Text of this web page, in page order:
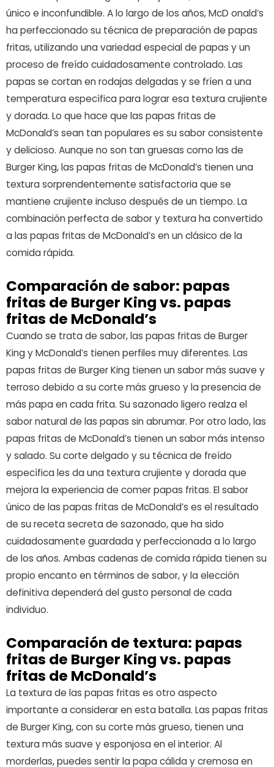
único e inconfundible. A lo largo de los años, McD onald’s
ha perfeccionado su técnica de preparación de papas
fritas, utilizando una variedad especial de papas y un
proceso de freído cuidadosamente controlado. Las
papas se cortan en rodajas delgadas y se fríen a una
temperatura específica para lograr esa textura crujiente
y dorada. Lo que hace que las papas fritas de
McDonald’s sean tan populares es su sabor consistente
y delicioso. Aunque no son tan gruesas como las de
Burger King, las papas fritas de McDonald’s tienen una
textura sorprendentemente satisfactoria que se
mantiene crujiente incluso después de un tiempo. La
combinación perfecta de sabor y textura ha convertido
a las papas fritas de McDonald’s en un clásico de la
comida rápida.
Comparación de sabor: papas
fritas de Burger King vs. papas
fritas de McDonald’s
Cuando se trata de sabor, las papas fritas de Burger
King y McDonald’s tienen perfiles muy diferentes. Las
papas fritas de Burger King tienen un sabor más suave y
terroso debido a su corte más grueso y la presencia de
más papa en cada frita. Su sazonado ligero realza el
sabor natural de las papas sin abrumar. Por otro lado, las
papas fritas de McDonald’s tienen un sabor más intenso
y salado. Su corte delgado y su técnica de freído
específica les da una textura crujiente y dorada que
mejora la experiencia de comer papas fritas. El sabor
único de las papas fritas de McDonald’s es el resultado
de su receta secreta de sazonado, que ha sido
cuidadosamente guardada y perfeccionada a lo largo
de los años. Ambas cadenas de comida rápida tienen su
propio encanto en términos de sabor, y la elección
definitiva dependerá del gusto personal de cada
individuo.
Comparación de textura: papas
fritas de Burger King vs. papas
fritas de McDonald’s
La textura de las papas fritas es otro aspecto
importante a considerar en esta batalla. Las papas fritas
de Burger King, con su corte más grueso, tienen una
textura más suave y esponjosa en el interior. Al
morderlas, puedes sentir la papa cálida y cremosa en